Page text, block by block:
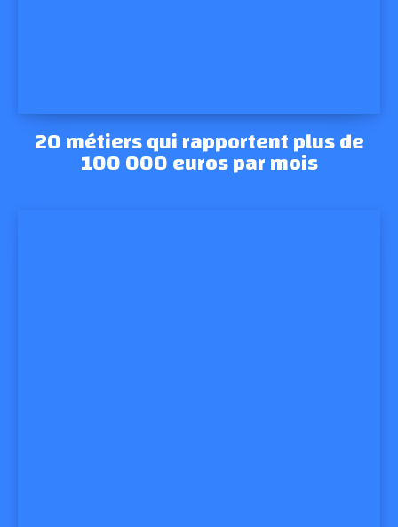
20 métiers qui rapportent plus de
100 000 euros par mois